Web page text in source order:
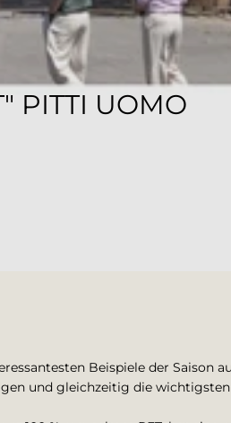
PITTI UOMO
Beispiele der
und gleichzeitig die